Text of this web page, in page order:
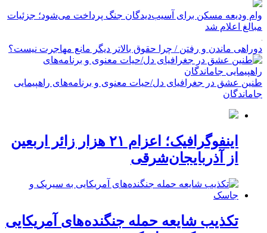
وام ودیعه مسکن برای آسیب‌دیدگان جنگ پرداخت می‌شود؛ جزئیات
مبالغ اعلام شد
دوراهی ماندن و رفتن / چرا حقوق بالاتر دیگر مانع مهاجرت نیست؟
طنین عشق در جغرافیای دل/حیات معنوی و برنامه‌های راهپیمایی
جاماندگان
اینفوگرافیک؛ اعزام ۲۱ هزار زائر اربعین
از آذربایجان‌شرقی
تکذیب شایعه حمله جنگنده‌های آمریکایی